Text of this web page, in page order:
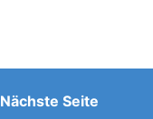
Nächste Seite